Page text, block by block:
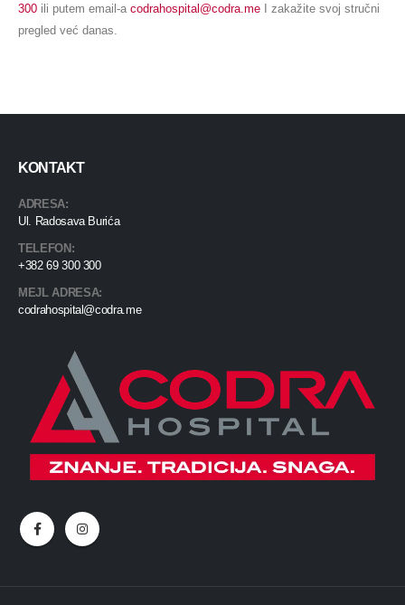
300 ili putem email-a codrahospital@codra.me I zakažite svoj stručni
pregled već danas.
KONTAKT
ADRESA:
Ul. Radosava Burića
TELEFON:
+382 69 300 300
MEJL ADRESA:
codrahospital@codra.me